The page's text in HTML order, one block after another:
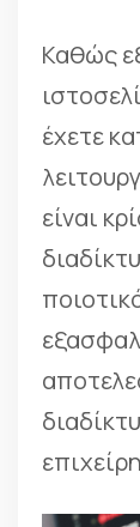
Καθώς
έχετε
είναι